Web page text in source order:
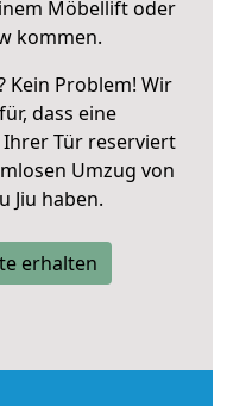
Möbellift oder
kommen.
Kein Problem! Wir
dass eine
Tür reserviert
Umzug von
Jiu haben.
erhalten